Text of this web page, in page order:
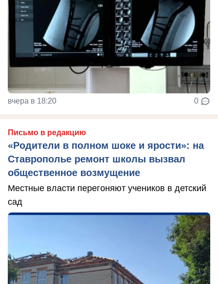
вчера в 18:20 0
Письмо в редакцию
«Родители в полном шоке и ярости»: на
Ставрополье ремонт школы вызвал
общественное возмущение
Местные власти перегоняют учеников в детский
сад